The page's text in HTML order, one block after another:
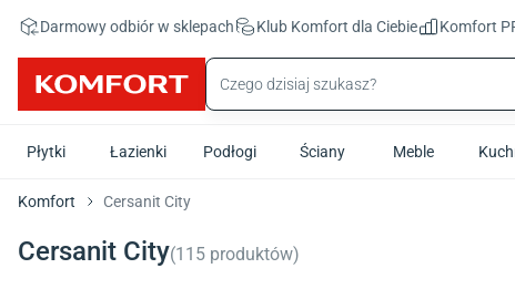
Darmowy odbiór w sklepach Klub Komfort dla Ciebie Komfort
Płytki Łazienki Podłogi Ściany Meble
Komfort Cersanit City
Cersanit City(115 produktów)